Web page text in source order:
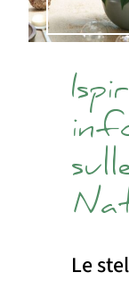
Le